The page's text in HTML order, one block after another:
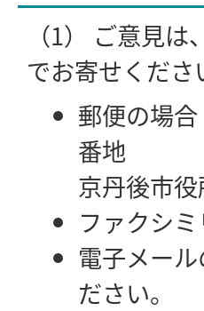
（1） ご意見
でお寄せくださ
郵便の場
番地
京丹後市
ファクシ
電子メー
ださい。